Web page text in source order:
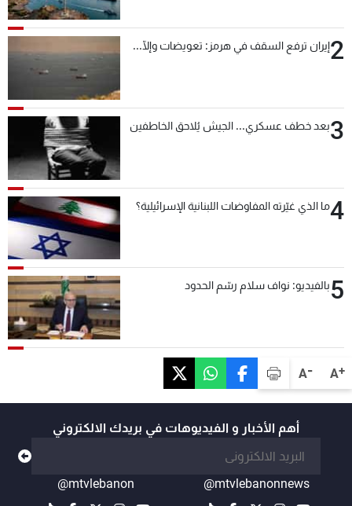
A+
A-
2إيران ترفع السقف في هرمز: تعويضات وإلّا...
3بعد خطف عسكري... الجيش يُلاحق الخاطفين
4ما الذي غيّرته المفاوضات اللبنانية الإسرائيلية؟
5بالفيديو: نواف سلام رسّم الحدود
أهم الأخبار و الفيديوهات في بريدك الالكتروني
@mtvlebanonnews
@mtvlebanon